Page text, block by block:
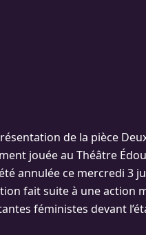
de la pièce
jouée au Théâtre
annulée ce mercredi 3
fait suite à une action
féministes devant